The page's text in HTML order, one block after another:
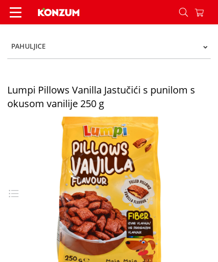
Lumpi Pillows Vanilla Jastučići s punilom s
PAHULJICE
Lumpi Pillows Vanilla Jastučići s punilom s
okusom vanilije 250 g